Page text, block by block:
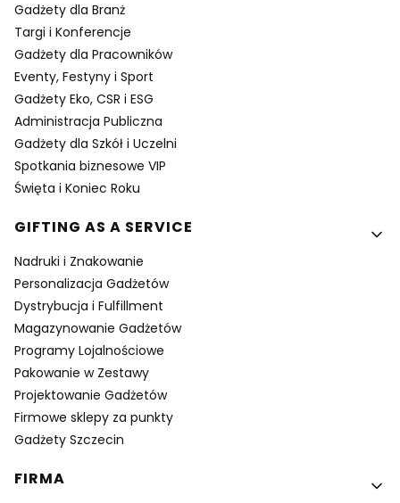
Gadżety dla Branż
Targi i Konferencje
Gadżety dla Pracowników
Eventy, Festyny i Sport
Gadżety Eko, CSR i ESG
Administracja Publiczna
Gadżety dla Szkół i Uczelni
Spotkania biznesowe VIP
Święta i Koniec Roku
GIFTING AS A SERVICE
Nadruki i Znakowanie
Personalizacja Gadżetów
Dystrybucja i Fulfillment
Magazynowanie Gadżetów
Programy Lojalnościowe
Pakowanie w Zestawy
Projektowanie Gadżetów
Firmowe sklepy za punkty
Gadżety Szczecin
FIRMA